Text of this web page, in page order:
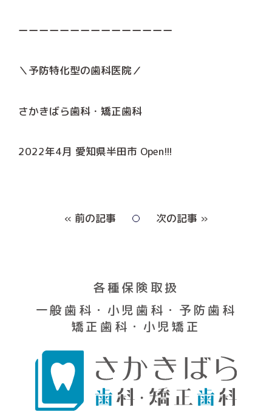
ーーーーーーーーーーーーーーー
＼予防特化型の歯科医院／
さかきばら歯科・矯正歯科
2022年4月 愛知県半田市 Open!!!
« 前の記事 次の記事 »
各種保険取扱
一般歯科・小児歯科・予防歯科
矯正歯科・小児矯正